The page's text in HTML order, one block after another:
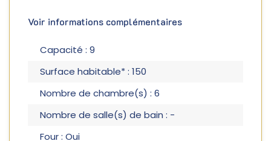
Voir informations complémentaires
Capacité : 9
Surface habitable* : 150
Nombre de chambre(s) : 6
Nombre de salle(s) de bain : -
Four : Oui